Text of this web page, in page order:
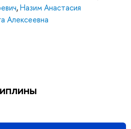
,Назим Анастасия
Алексеевна